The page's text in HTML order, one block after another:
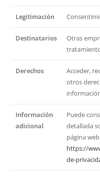
Legitimación
Destinatarios
Otras
Derechos
Acceder,
otros
Información
adicional
Puede
detallada
página web
https://
de-